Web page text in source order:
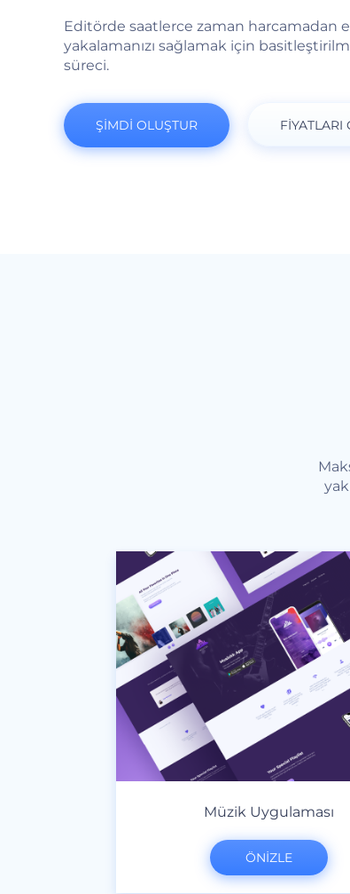
Editörde saatlerce zaman harcamadan
yakalamanızı sağlamak için
süreci.
ŞİMDİ OLUŞTUR FIYATLARI
Müzik Uygulaması
ÖNİZLE